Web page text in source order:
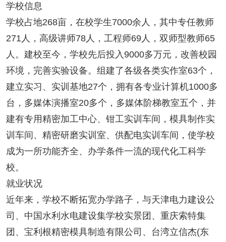
学校信息
学校占地268亩，在校学生7000余人，其中专任教师
271人，高级讲师78人，工程师69人，双师型教师65
人。建校至今，学校先后投入9000多万元，改善校园
环境，完善实验设备。组建了各级各类实作室63个，
建立实习、实训基地27个，拥有各专业计算机1000多
台，多媒体演播室20多个，多媒体阶梯教室五个，并
建有专用精密加工中心、钳工实训车间，模具制作实
训车间、精密研磨实训室、供配电实训车间，使学校
成为一所功能齐全、办学条件一流的现代化工科学
校。
就业状况
近年来，学校不断拓宽办学路子，与天津电力建设公
司、中国水利水电建设集学校实景团、重庆索特集
团、宝利根精密模具制造有限公司、台湾立信杰(东